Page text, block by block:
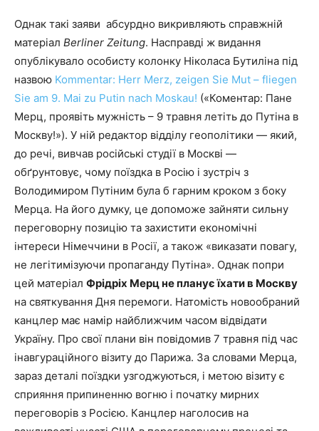
Однак такі заяви абсурдно викривляють справжній
матеріал Berliner Zeitung. Насправді ж видання
опублікувало особисту колонку Ніколаса Бутиліна під
назвою Kommentar: Herr Merz, zeigen Sie Mut – fliegen
Sie am 9. Mai zu Putin nach Moskau! («Коментар: Пане
Мерц, проявіть мужність – 9 травня летіть до Путіна в
Москву!»). У ній редактор відділу геополітики — який,
до речі, вивчав російські студії в Москві —
обґрунтовує, чому поїздка в Росію і зустріч з
Володимиром Путіним була б гарним кроком з боку
Мерца. На його думку, це допоможе зайняти сильну
переговорну позицію та захистити економічні
інтереси Німеччини в Росії, а також «виказати повагу,
не легітимізуючи пропаганду Путіна». Однак попри
цей матеріал Фрідріх Мерц не планує їхати в Москву
на святкування Дня перемоги. Натомість новообраний
канцлер має намір найближчим часом відвідати
Україну. Про свої плани він повідомив 7 травня під час
інавгураційного візиту до Парижа. За словами Мерца,
зараз деталі поїздки узгоджуються, і метою візиту є
сприяння припиненню вогню і початку мирних
переговорів з Росією. Канцлер наголосив на